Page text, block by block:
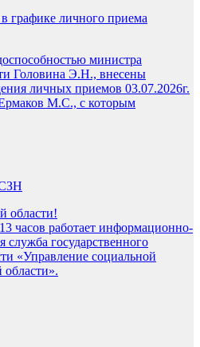
графике личного приема
министра
Головина Э.Н., внесены
личных приемов 03.07.2026г.
М.С., с которым
области!
часов работает информационно-
служба государственного
«Управление социальной
области».